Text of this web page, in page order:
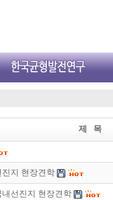
제 목
지 현장견학
선진지 현장견학